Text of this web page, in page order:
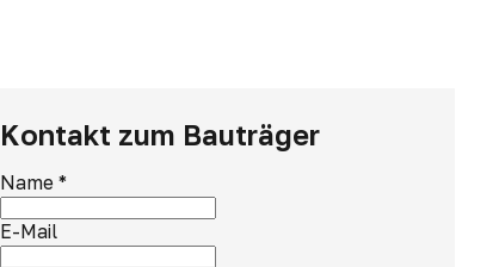
Kontakt zum Bauträger
Name*
E-Mail